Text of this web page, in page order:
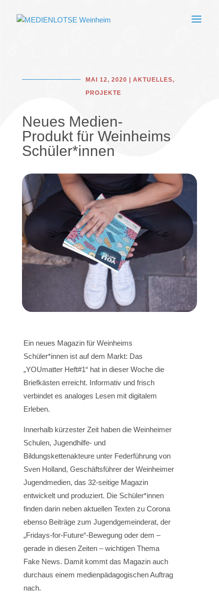
MAI 12, 2020 AKTUELLES,
PROJEKTE
Neues Medien-
Produkt für Weinheims
Schüler*innen
Ein neues Magazin für Weinheims
Schüler*innen ist auf dem Markt: Das
„YOUmatter Heft#1“ hat in dieser Woche die
Briefkästen erreicht. Informativ und frisch
verbindet es analoges Lesen mit digitalem
Erleben.
Innerhalb kürzester Zeit haben die Weinheimer
Schulen, Jugendhilfe- und
Bildungskettenakteure unter Federführung von
Sven Holland, Geschäftsführer der Weinheimer
Jugendmedien, das 32-seitige Magazin
entwickelt und produziert. Die Schüler*innen
finden darin neben aktuellen Texten zu Corona
ebenso Beiträge zum Jugendgemeinderat, der
„Fridays-for-Future“-Bewegung oder dem –
gerade in diesen Zeiten – wichtigen Thema
Fake News. Damit kommt das Magazin auch
durchaus einem medienpädagogischen Auftrag
nach.